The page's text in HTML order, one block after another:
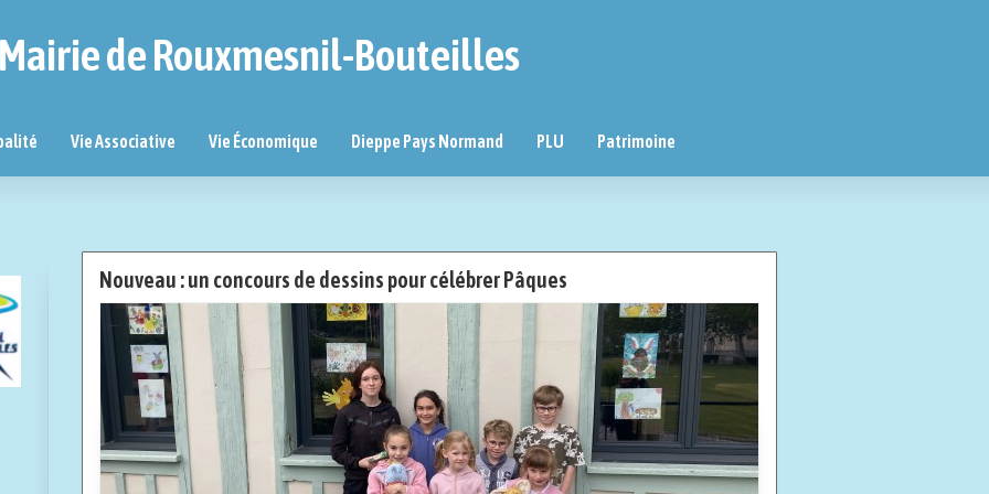
Mairie de Rouxmesnil-Bouteilles
Vie Associative Vie Économique Dieppe Pays Normand PLU Patrimoine
Nouveau : un concours de dessins pour célébrer Pâques